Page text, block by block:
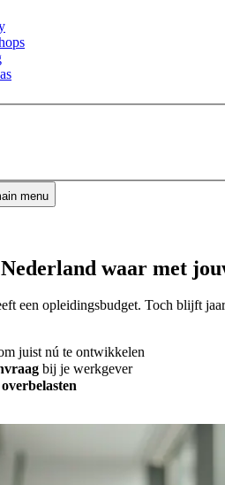
menu
waar met
een opleidingsbudget. Toch blijft
juist nú te ontwikkelen
bij je werkgever